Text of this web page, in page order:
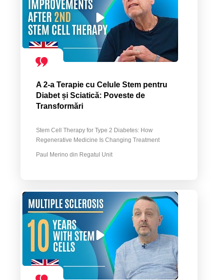
A 2-a Terapie cu Celule Stem pentru
Diabet și Sciatică: Poveste de
Transformări
Stem Cell Therapy for Type 2 Diabetes: How
Regenerative Medicine Is Changing Treatment
Paul Merino din Regatul Unit